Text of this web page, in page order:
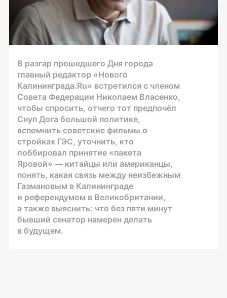
В разгар прошедшего Дня города
главный редактор «Нового
Калининграда.Ru» встретился с членом
Совета Федерации Николаем Власенко,
чтобы спросить, отчего тот предпочёл
Снуп Дога большой политике,
вспомнить советские фильмы о
стройках ГЭС, уточнить, кто
лоббировал принятие «пакета
Яровой» — китайцы или американцы,
понять, какая связь между неизбежным
Газмановым в Калининграде
и референдумом в Великобритании,
а также выяснить: что без пяти минут
бывший сенатор намерен делать
в будущем.